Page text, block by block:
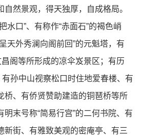
然景观，得天独厚，自成格局。
水口”、有称作“赤面石”的褐色峭
天外秀澜向阁前回”的元魁塔，有
昌阁等所形成的凉伞岌景区；有历
孙中山视察松口时住地爱春楼、有
桥、有侨贤赞助建造的铜琶桥等所
末号称“简易行宫”的二何书院、有
新街、有雅致美观的密庵亭、有三